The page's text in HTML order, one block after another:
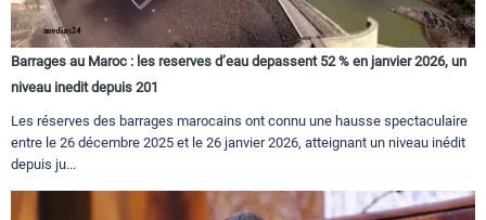
Barrages au Maroc : les reserves d’eau depassent 52 % en janvier 2026, un
niveau inedit depuis 201
Les réserves des barrages marocains ont connu une hausse spectaculaire
entre le 26 décembre 2025 et le 26 janvier 2026, atteignant un niveau inédit
depuis ju...